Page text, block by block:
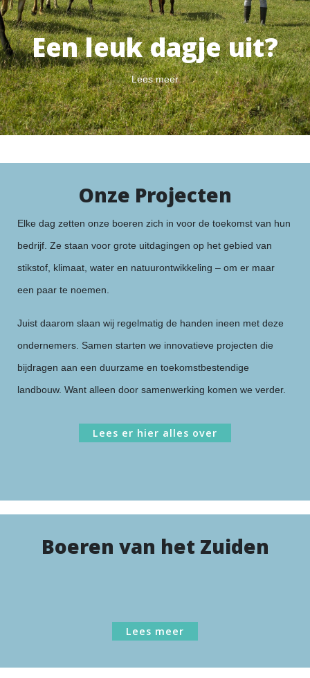
Een leuk dagje uit?
Lees meer
Onze Projecten
Elke dag zetten onze boeren zich in voor de toekomst van hun
bedrijf. Ze staan voor grote uitdagingen op het gebied van
stikstof, klimaat, water en natuurontwikkeling – om er maar
een paar te noemen.
Juist daarom slaan wij regelmatig de handen ineen met deze
ondernemers. Samen starten we innovatieve projecten die
bijdragen aan een duurzame en toekomstbestendige
landbouw. Want alleen door samenwerking komen we verder.
Lees er hier alles over
Boeren van het Zuiden
Lees meer